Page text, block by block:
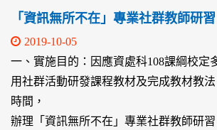
「資訊無所不在」專業社群教師研習
2019-10-05
一、實施目的：因應資處科108課綱校定
用社群活動研發課程教材及完成教材教
時間，
辦理「資訊無所不在」專業社群教師研